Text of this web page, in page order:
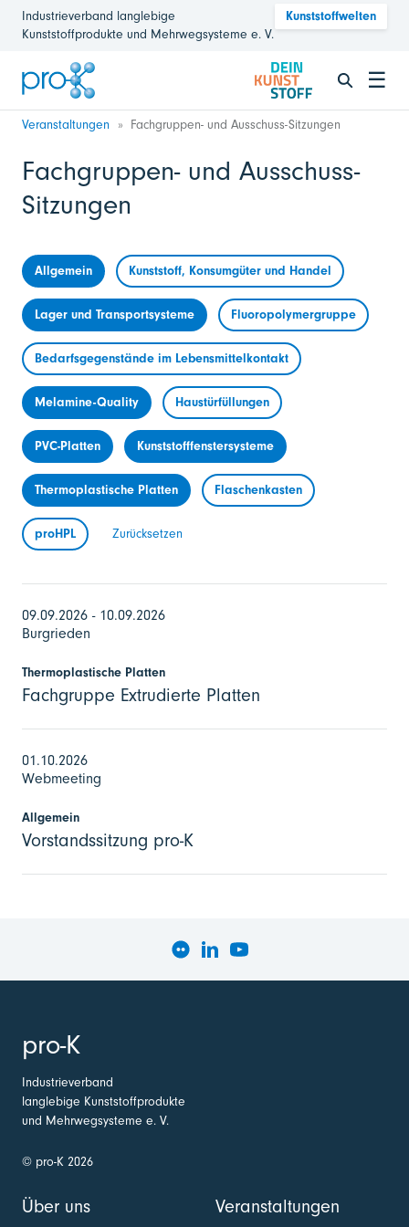
Industrieverband langlebige
Kunststoffprodukte und Mehrwegsysteme e. V.
Kunststoffwelten
☰
Veranstaltungen Fachgruppen- und Ausschuss-Sitzungen
Fachgruppen- und Ausschuss-
Sitzungen
Allgemein Kunststoff, Konsumgüter und Handel
Lager und Transportsysteme Fluoropolymergruppe
Bedarfsgegenstände im Lebensmittelkontakt
Melamine-Quality Haustürfüllungen
PVC-Platten Kunststofffenstersysteme
Thermoplastische Platten Flaschenkasten
proHPL Zurücksetzen
09.09.2026 - 10.09.2026
Burgrieden
Thermoplastische Platten
Fachgruppe Extrudierte Platten
01.10.2026
Webmeeting
Allgemein
Vorstandssitzung pro-K
pro-K
Industrieverband
langlebige Kunststoffprodukte
und Mehrwegsysteme e. V.
© pro-K 2026
Über uns Veranstaltungen